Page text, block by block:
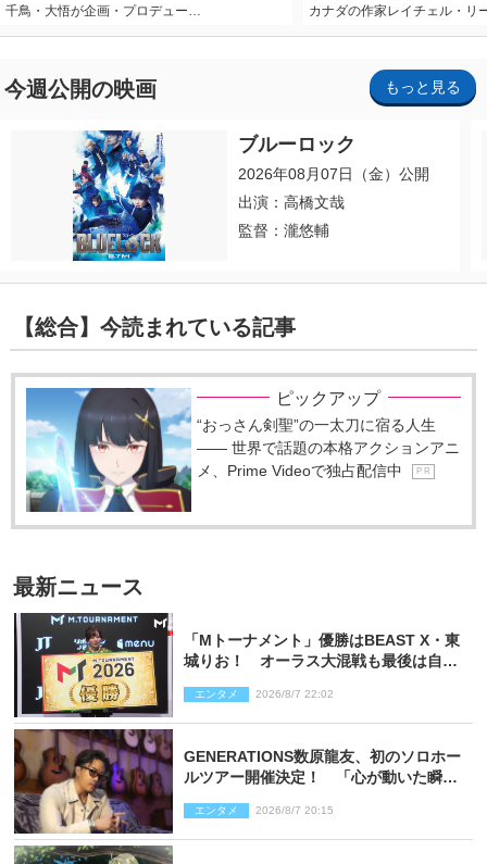
千鳥・大悟が企画・プロデュー…
カナダの作家レイチェル・リ
今週公開の映画 もっと見る
ブルーロック
2026年08月07日（金）公開
出演：高橋文哉
監督：瀧悠輔
【総合】今読まれている記事
ピックアップ
“おっさん剣聖”の一太刀に宿る人生
―― 世界で話題の本格アクションアニ
メ、Prime Videoで独占配信中
P R
最新ニュース
「Mトーナメント」優勝はBEAST X・東
城りお！ オーラス大混戦も最後は自ら
エンタメ 2026/8/7 22:02
GENERATIONS数原龍友、初のソロホー
ルツアー開催決定！ 「心が動いた瞬間
エンタメ 2026/8/7 20:15